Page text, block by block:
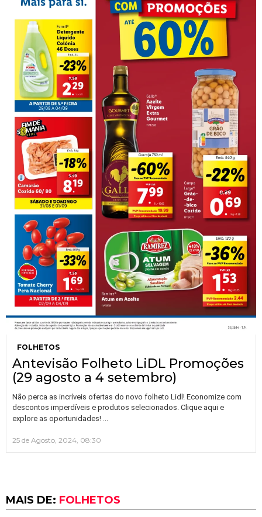
FOLHETOS
Antevisão Folheto LiDL Promoções
(29 agosto a 4 setembro)
Não perca as incríveis ofertas do novo folheto Lidl! Economize com
descontos imperdíveis e produtos selecionados. Clique aqui e
explore as oportunidades!
25 de Agosto, 2024, 08:30
MAIS DE: FOLHETOS